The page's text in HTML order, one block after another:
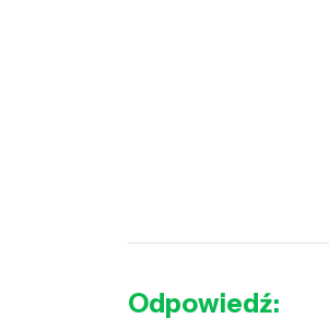
Odpowiedź: